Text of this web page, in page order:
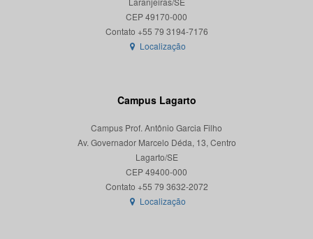
CEP 49170-000
Localização
Campus Lagarto
Campus Prof. Antônio Garcia Filho
Av. Governador Marcelo Déda, 13, Centro
Lagarto/SE
CEP 49400-000
Localização